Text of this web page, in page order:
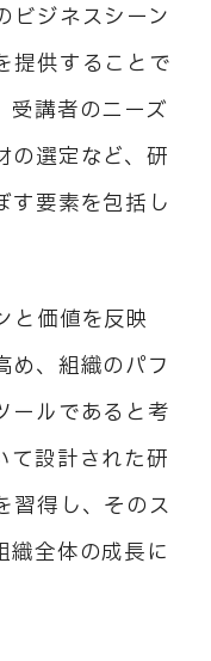
ビジネスシーン
提供することで
受講者のニーズ
の選定など、研
す要素を包括し
と価値を反映
め、組織のパフ
ールであると考
て設計された研
習得し、そのス
織全体の成長に